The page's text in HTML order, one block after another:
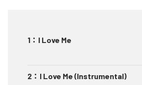
1 ： I Love Me
2 ： I Love Me (Instrumental)